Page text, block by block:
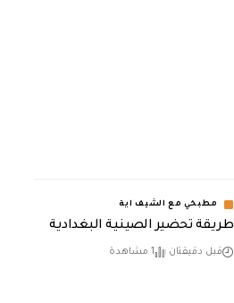
مطبخي مع الشيف اية
طريقة تحضير الصينية البغدادية
قبل دقيقتان 1 مشاهدة